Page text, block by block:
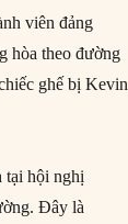
viên đảng
hòa theo đường
ghế bị Kevin
tại hội nghị
Đây là